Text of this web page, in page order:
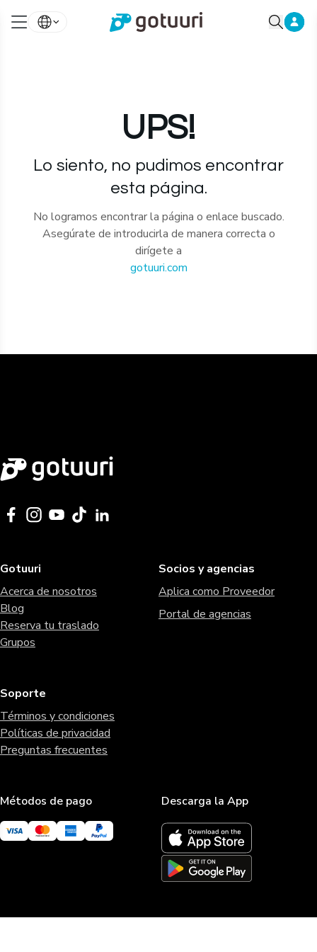
UPS!
Lo siento, no pudimos encontrar
esta página.
No logramos encontrar la página o enlace buscado.
Asegúrate de introducirla de manera correcta o
dirígete a
gotuuri.com
Gotuuri
Acerca de nosotros
Blog
Reserva tu traslado
Grupos
Socios y agencias
Aplica como Proveedor
Portal de agencias
Soporte
Términos y condiciones
Políticas de privacidad
Preguntas frecuentes
Métodos de pago Descarga la App